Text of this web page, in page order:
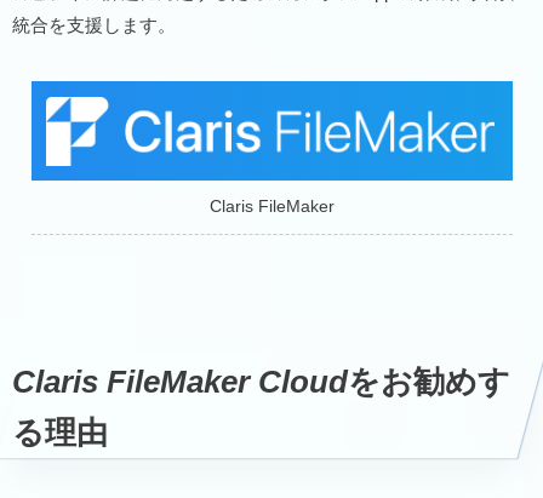
統合を支援します。
Claris FileMaker
Claris FileMaker Cloudをお勧めす
る理由